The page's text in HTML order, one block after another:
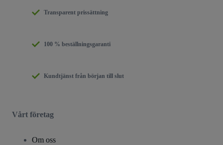
Transparent prissättning
100 % beställningsgaranti
Kundtjänst från början till slut
Vårt företag
Om oss